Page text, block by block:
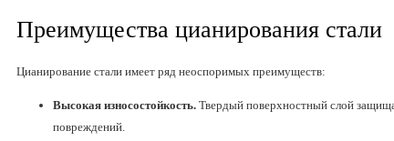
Преимущества цианирования стали
Цианирование стали имеет ряд неоспоримых преимуществ:
Высокая износостойкость. Твердый поверхностный слой
повреждений.